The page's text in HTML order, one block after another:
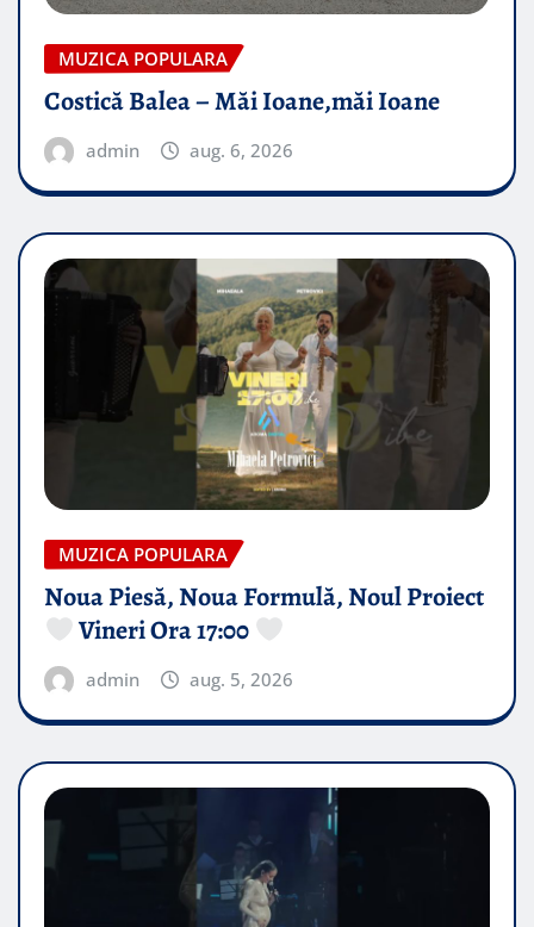
MUZICA POPULARA
Costică Balea – Măi Ioane,măi Ioane
admin aug. 6, 2026
MUZICA POPULARA
Noua Piesă, Noua Formulă, Noul Proiect
Vineri Ora 17:00
admin aug. 5, 2026